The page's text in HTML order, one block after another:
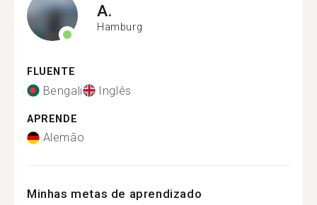
A.
Hamburg
FLUENTE
Bengali Inglês
APRENDE
Alemão
Minhas metas de aprendizado